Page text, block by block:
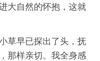
大自然的怀抱，这就
草早已探出了头，抚
那样亲切。我全身感